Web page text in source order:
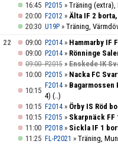
16:45 P2015 » Träning
20:00 F2012 » Älta IF 2
20:30 U19P » Träning,
22
09:00 P2014 » Hammarby IF
09:00 P2014 » Rönninge
09:00P2015 » Enskede IK
10:00 P2015 » Nacka FC
10:15
F2014 » Bagarmossen
4) (..)
10:15 F2014 » Örby IS Röd
10:15 F2015 » Skarpnäck FF
11:00 P2018 » Sickla IF 1
11:25 FL-P2021 » Träning,